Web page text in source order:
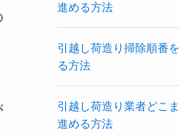
進める方法
引越し荷造り掃除順番
る方法
引越し荷造り業者どこ
進める方法